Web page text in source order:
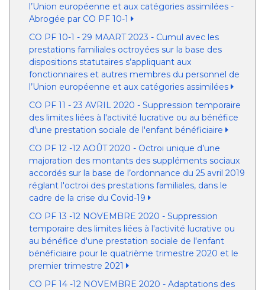
l’Union européenne et aux catégories assimilées -
Abrogée par CO PF 10-1
CO PF 10-1 - 29 MAART 2023 - Cumul avec les
prestations familiales octroyées sur la base des
dispositions statutaires s’appliquant aux
fonctionnaires et autres membres du personnel de
l’Union européenne et aux catégories assimilées
CO PF 11 - 23 AVRIL 2020 - Suppression temporaire
des limites liées à l'activité lucrative ou au bénéfice
d'une prestation sociale de l'enfant bénéficiaire
CO PF 12 -12 AOÛT 2020 - Octroi unique d’une
majoration des montants des suppléments sociaux
accordés sur la base de l’ordonnance du 25 avril 2019
réglant l'octroi des prestations familiales, dans le
cadre de la crise du Covid-19
CO PF 13 -12 NOVEMBRE 2020 - Suppression
temporaire des limites liées à l'activité lucrative ou
au bénéfice d'une prestation sociale de l'enfant
bénéficiaire pour le quatrième trimestre 2020 et le
premier trimestre 2021
CO PF 14 -12 NOVEMBRE 2020 - Adaptations des